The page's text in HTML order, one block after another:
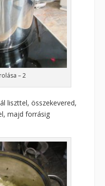
– 2
liszttel, összekevered,
majd forrásig